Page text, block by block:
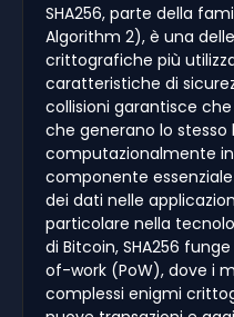
SHA256, parte della
Algorithm 2), è una
crittografiche più
caratteristiche di
collisioni garantisce
che generano lo stesso
computazionalmente
componente
dei dati nelle
particolare nella
di Bitcoin, SHA256
of-work (PoW), dove i
complessi enigmi